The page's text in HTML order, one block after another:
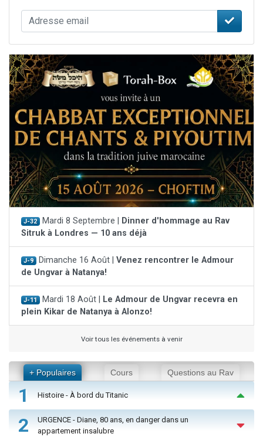
J-32 Mardi 8 Septembre |
Dinner d'hommage au Rav
Sitruk à Londres — 10 ans déjà
J-9 Dimanche 16 Août | Venez rencontrer le Admour
de Ungvar à Natanya!
J-11 Mardi 18 Août |
Le Admour de Ungvar recevra en
plein Kikar de Natanya à Alonzo!
Voir tous les événements à venir
+ Populaires Cours Questions au Rav
1 Histoire - À bord du Titanic
2
URGENCE - Diane, 80 ans, en danger dans un
appartement insalubre